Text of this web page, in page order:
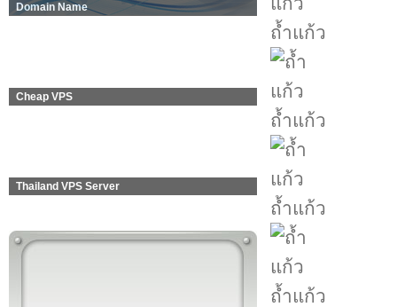
Domain Name
Cheap VPS
Thailand VPS Server
ถ้ำแก้ว
ถ้ำแก้ว
ถ้ำแก้ว
ถ้ำแก้ว